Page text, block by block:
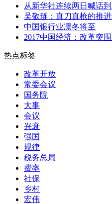
从新华社连续两日喊话
吴敬琏：真刀真枪的推
中国银行业凛冬将至
2017中国经济：改革突
热点标签
改革开放
常委会议
国务院
大事
会议
兴衰
强国
规律
税务总局
费率
社保
乡村
宏伟